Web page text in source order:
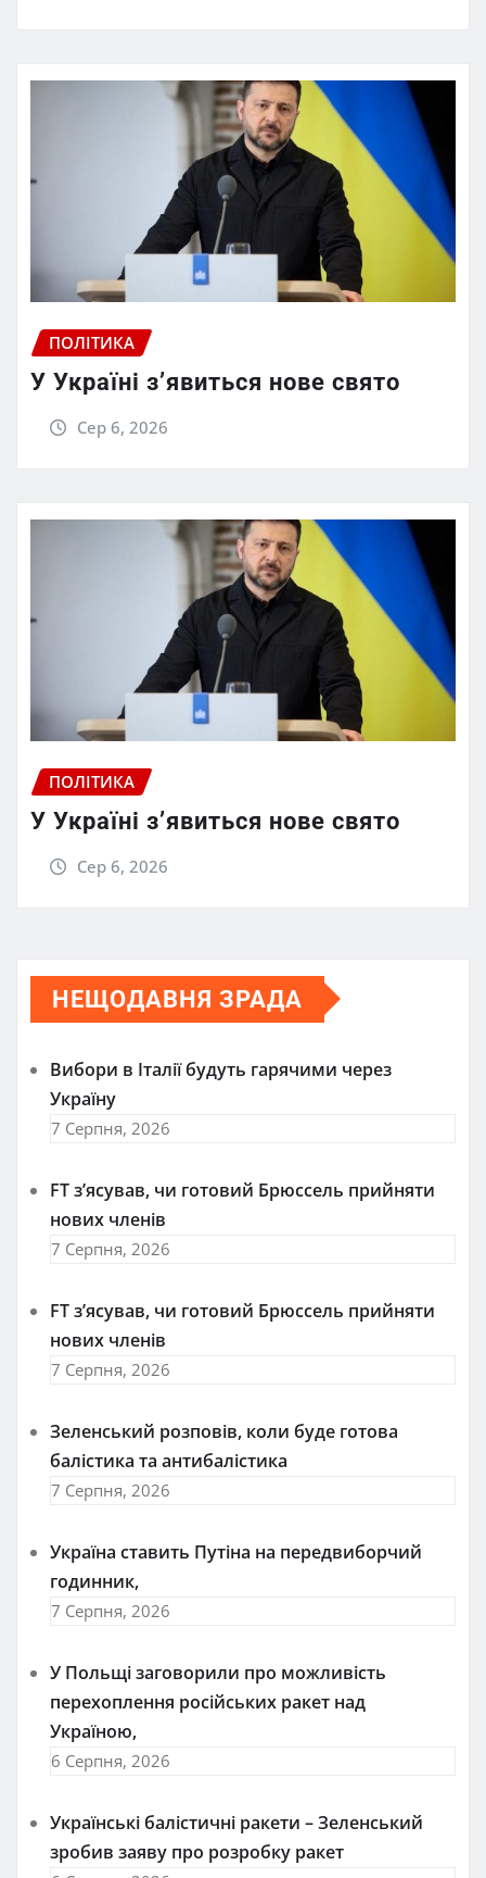
ПОЛІТИКА
У Україні з’явиться нове свято
Сер 6, 2026
ПОЛІТИКА
У Україні з’явиться нове свято
Сер 6, 2026
НЕЩОДАВНЯ ЗРАДА
Вибори в Італії будуть гарячими через
Україну
7 Серпня, 2026
FT зʼясував, чи готовий Брюссель прийняти
нових членів
7 Серпня, 2026
FT зʼясував, чи готовий Брюссель прийняти
нових членів
7 Серпня, 2026
Зеленський розповів, коли буде готова
балістика та антибалістика
7 Серпня, 2026
Україна ставить Путіна на передвиборчий
годинник,
7 Серпня, 2026
У Польщі заговорили про можливість
перехоплення російських ракет над
Україною,
6 Серпня, 2026
Українські балістичні ракети – Зеленський
зробив заяву про розробку ракет